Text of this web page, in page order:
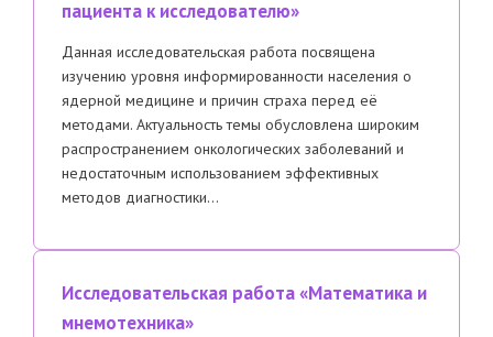
пациента к исследователю»
Данная исследовательская работа посвящена
изучению уровня информированности населения о
ядерной медицине и причин страха перед её
методами. Актуальность темы обусловлена широким
распространением онкологических заболеваний и
недостаточным использованием эффективных
методов диагностики…
Исследовательская работа «Математика и
мнемотехника»